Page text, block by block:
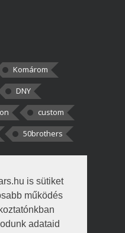
is sütiket
működés
adataid
Komárom
DNY
custom
50brothers
Én csak két
hogy fél autót,